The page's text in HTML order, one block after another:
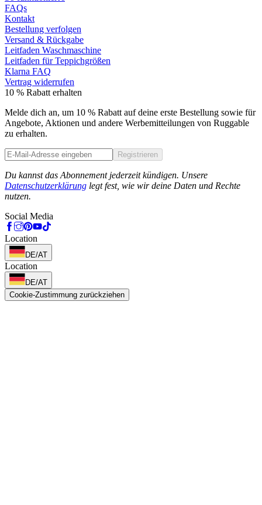
FAQs
Kontakt
Bestellung verfolgen
Versand & Rückgabe
Leitfaden Waschmaschine
Leitfaden für Teppichgrößen
Klarna FAQ
Vertrag widerrufen
10 % Rabatt erhalten
Melde dich an, um 10 % Rabatt auf deine erste Bestellung sowie für
Angebote, Aktionen und andere Werbemitteilungen von Ruggable
zu erhalten.
Registrieren
Du kannst das Abonnement jederzeit kündigen. Unsere
Datenschutzerklärung legt fest, wie wir deine Daten und Rechte
nutzen.
Social Media
Location
DE/AT
Location
DE/AT
Cookie-Zustimmung zurückziehen